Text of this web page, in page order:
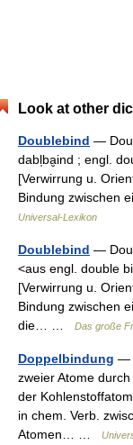
Look at other
Doublebind —
dabl̩ba̮ind ; engl.
[Verwirrung u.
Bindung zwischen
Universal-Lexikon
Doublebind —
<aus engl. double
[Verwirrung u.
Bindung zwischen
die… …
Das große
Doppelbindung —
zweier Atome
der
in chem. Verb.
Atomen… …